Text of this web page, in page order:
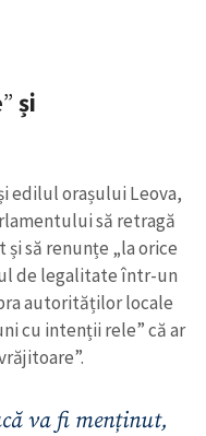
și
edilul orașului Leova,
să retragă
să renunțe „la orice
de legalitate într-un
autorităților locale
cu intenții rele” că ar
va fi menținut,